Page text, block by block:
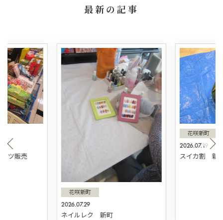
最新の記事
ーツ販売
2026.07.29
花咲新町
ネイルレク 新町
2026.07.19
花咲新町
スイカ割 新